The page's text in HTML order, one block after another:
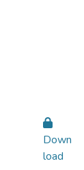
Down
load